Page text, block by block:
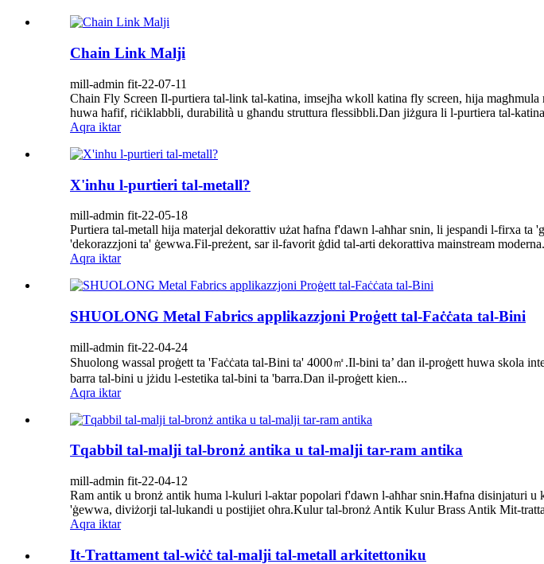
Chain Link Malji
mill-admin fit-22-07-11
Chain Fly Screen Il-purtiera tal-link tal-katina, imsejħa wkoll katina fly screen, hija
huwa ħafif, riċiklabbli, durabilità u għandu struttura flessibbli.Dan jiżgura li l-purtiera tal-
Aqra iktar
X'inhu l-purtieri tal-metall?
mill-admin fit-22-05-18
Purtiera tal-metall hija materjal dekorattiv użat ħafna f'dawn l-aħħar snin, li jespandi l-firxa ta
'dekorazzjoni ta' ġewwa.Fil-preżent, sar il-favorit ġdid tal-arti dekorattiva mainstream
Aqra iktar
SHUOLONG Metal Fabrics applikazzjoni Proġett tal-Faċċata tal-Bini
mill-admin fit-22-04-24
Shuolong wassal proġett ta 'Faċċata tal-Bini ta' 4000㎡.Il-bini ta’ dan il-proġett huwa skola
barra tal-bini u jżidu l-estetika tal-bini ta 'barra.Dan il-proġett kien...
Aqra iktar
Tqabbil tal-malji tal-bronż antika u tal-malji tar-ram antika
mill-admin fit-22-04-12
Ram antik u bronż antik huma l-kuluri l-aktar popolari f'dawn l-aħħar snin.Ħafna disinjaturi
'ġewwa, diviżorji tal-lukandi u postijiet oħra.Kulur tal-bronż Antik Kulur Brass Antik Mit-
Aqra iktar
It-Trattament tal-wiċċ tal-malji tal-metall arkitettoniku